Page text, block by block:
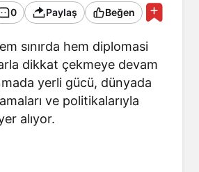
0 Paylaş Beğen
sınırda hem diplomasi
dikkat çekmeye devam
yerli gücü, dünyada
ve politikalarıyla
alıyor.